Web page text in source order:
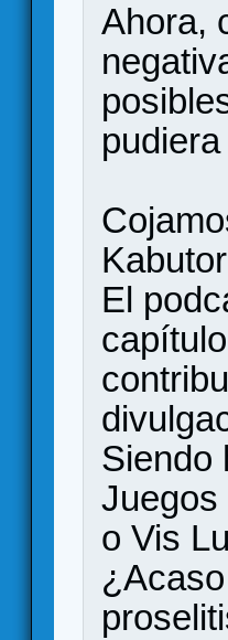
Ahora,
El
Siendo
Juegos
o Vis